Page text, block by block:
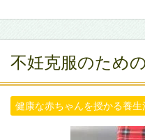
不妊克服のため
健康な赤ちゃんを授かる養生